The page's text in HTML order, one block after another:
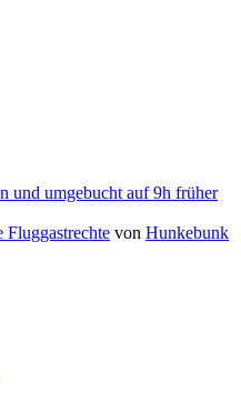
und umgebucht auf 9h früher
Fluggastrechte von Hunkebunk